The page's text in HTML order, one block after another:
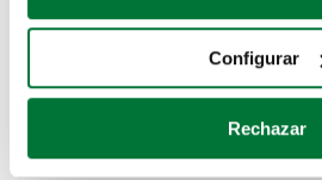
Recopilar información sobre
Identificar su dispositivo
para buscar características
Obtenga más información sobre
Configurar
Rechazar
Coches de km0